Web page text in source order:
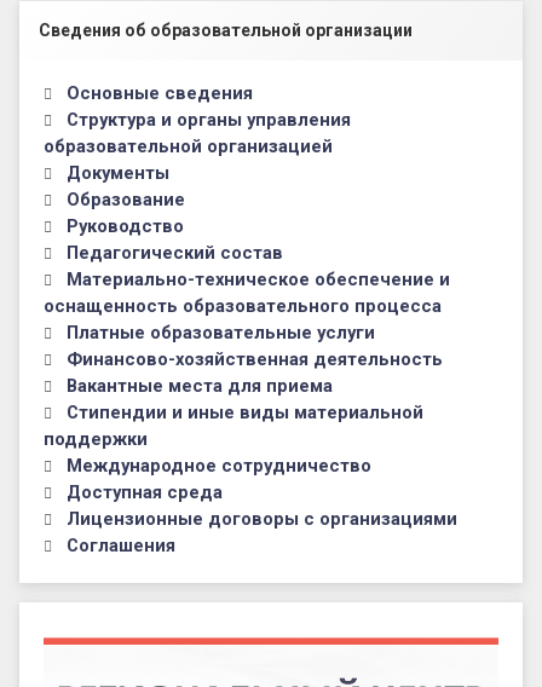
Левый сайдбар
Сведения об образовательной организации
Основные сведения
Структура и органы управления
образовательной организацией
Документы
Образование
Руководство
Педагогический состав
Материально-техническое обеспечение и
оснащенность образовательного процесса
Платные образовательные услуги
Финансово-хозяйственная деятельность
Вакантные места для приема
Стипендии и иные виды материальной
поддержки
Международное сотрудничество
Доступная среда
Лицензионные договоры с организациями
Соглашения